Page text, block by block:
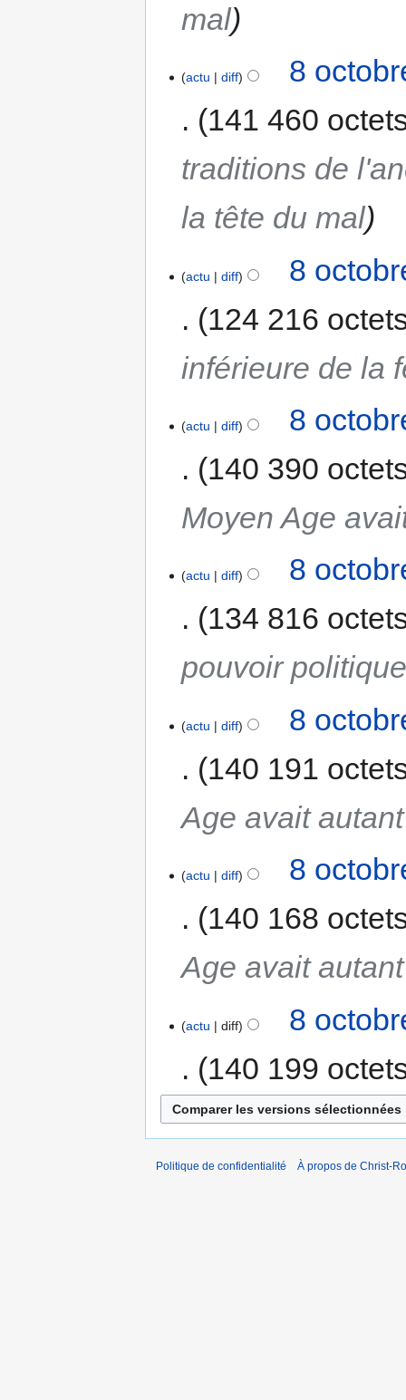
mal
actu diff
8
141 460
traditions de
la tête du mal
actu diff
8
124 216
inférieure de la
actu diff
8
140 390
Moyen Age
actu diff
8
134 816
pouvoir
actu diff
8
140 191
Age avait
actu diff
8
140 168
Age avait
actu diff
8
140 199
Politique de confidentialité À propos de Christ-